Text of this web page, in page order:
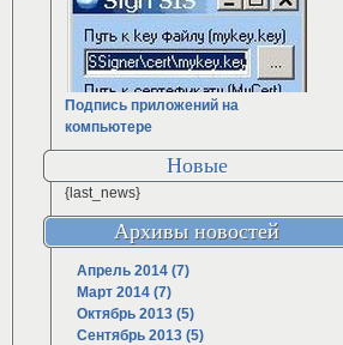
Подпись приложений на
компьютере
Новые
{last_news}
Архивы новостей
Апрель 2014 (7)
Март 2014 (7)
Октябрь 2013 (5)
Сентябрь 2013 (5)